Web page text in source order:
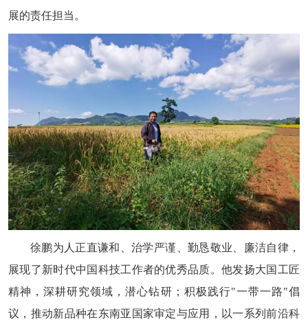
展的责任担当。
徐鹏为人正直谦和、治学严谨、勤恳敬业、廉洁自律，
展现了新时代中国科技工作者的优秀品质。他发扬大国工匠
精神，深耕研究领域，潜心钻研；积极践行"一带一路"倡
议，推动新品种在东南亚国家审定与应用，以一系列前沿科